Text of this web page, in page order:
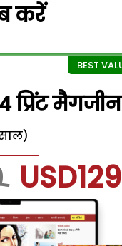
करें
प्रिंट मैगजीन
USD129